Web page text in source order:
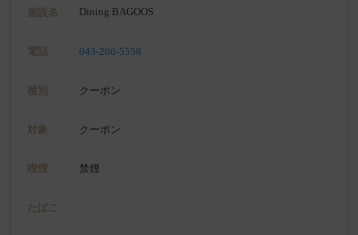
施設名 Dining BAGOOS
電話 043-206-5558
種別 クーポン
対象 クーポン
喫煙 禁煙
たばこ